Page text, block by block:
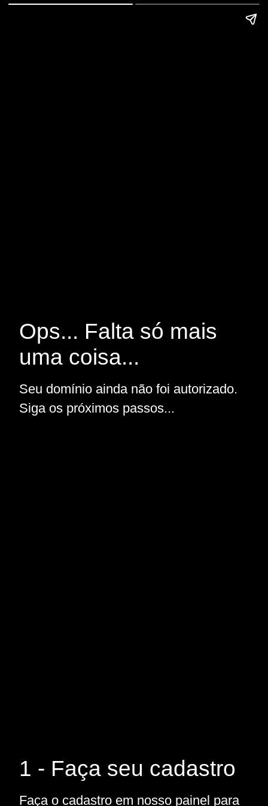
Ops... Falta só mais
uma coisa...
Seu domínio ainda não foi autorizado.
Siga os próximos passos...
1 - Faça seu cadastro
Faça o cadastro em nosso painel para